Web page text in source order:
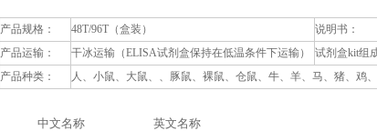
产品规格： 48T/96T（盒装） 说明书：
产品运输：
干冰运输（ELISA试剂盒保持在低温条件下运输） 试剂盒kit组
产品种类：
人、小鼠、大鼠、、豚鼠、裸鼠、仓鼠、牛、羊、马、猪、鸡
中文名称 英文名称